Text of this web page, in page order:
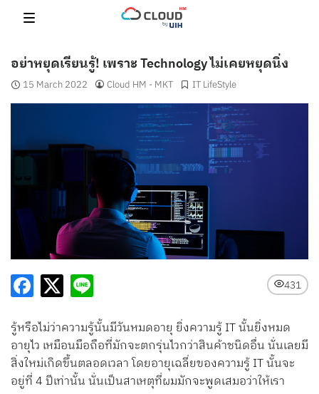
Search
for:
อย่าหยุดเรียนรู้! เพราะ Technology ไม่เคยหยุดนิ่ง
15 March 2022 Cloud HM - MKT IT LifeStyle
431
รู้หรือไม่ว่าความรู้นั้นมีวันหมดอายุ ยิ่งความรู้ IT นั้นยิ่งหมด
อายุไว เหมือนมือถือที่มักจะตกรุ่นไวกว่าสินค้าชนิดอื่น นั่นเลยมี
สิ่งใหม่เกิดขึ้นตลอดเวลา โดยอายุเฉลี่ยของความรู้ IT นั้นจะ
อยู่ที่ 4 ปีเท่านั้น นั่นเป็นสาเหตุที่ผมมักจะพูดเสมอว่าให้เรา